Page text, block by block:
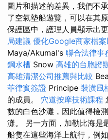
圖片和描述的差異，我們不
了空氣墊船遊覽，可以在其
保護區中，護理人員顯示出
局建議 優化Google商家檔
Maya/Akumal's 聯合法律事
鋼水槽 Snow 高雄的台胞證
高雄清潔公司推薦與比較
菲律賓簽證 Principe 裝潢風
的成員。 穴道按摩技術課程
數的白色沙灘，因此值得檢
灘。 另一方面，加勒比海是
船隻在這些海洋上航行，例